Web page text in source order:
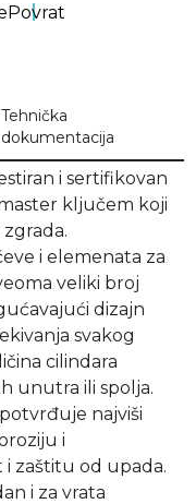
Povrat
Tehnička
dokumentacija
i sertifikovan
ključem koji
i elemenata za
veliki broj
dizajn
svakog
cilindara
unutra ili spolja.
najviši
i
zaštitu od upada.
i za vrata